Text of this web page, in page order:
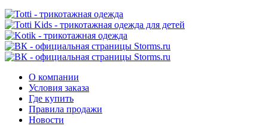
О компании
Условия заказа
Где купить
Правила продажи
Новости